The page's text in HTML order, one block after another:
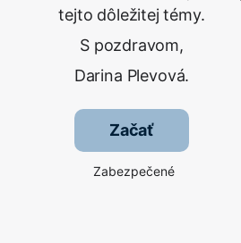
tejto dôležitej témy.
S pozdravom,
Darina Plevová.
Začať
Zabezpečené